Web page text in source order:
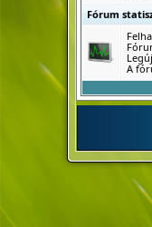
Fórum
A